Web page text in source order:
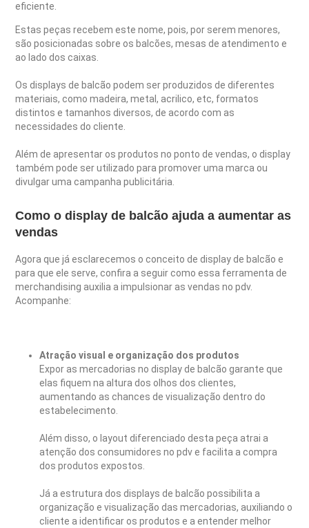
eficiente.
Estas peças recebem este nome, pois, por serem menores,
são posicionadas sobre os balcões, mesas de atendimento e
ao lado dos caixas.
Os displays de balcão podem ser produzidos de diferentes
materiais, como madeira, metal, acrilico, etc, formatos
distintos e tamanhos diversos, de acordo com as
necessidades do cliente.
Além de apresentar os produtos no ponto de vendas, o display
também pode ser utilizado para promover uma marca ou
divulgar uma campanha publicitária.
Como o display de balcão ajuda a aumentar as
vendas
Agora que já esclarecemos o conceito de display de balcão e
para que ele serve, confira a seguir como essa ferramenta de
merchandising auxilia a impulsionar as vendas no pdv.
Acompanhe:
Atração visual e organização dos produtos
Expor as mercadorias no display de balcão garante que
elas fiquem na altura dos olhos dos clientes,
aumentando as chances de visualização dentro do
estabelecimento.
Além disso, o layout diferenciado desta peça atrai a
atenção dos consumidores no pdv e facilita a compra
dos produtos expostos.
Já a estrutura dos displays de balcão possibilita a
organização e visualização das mercadorias, auxiliando o
cliente a identificar os produtos e a entender melhor